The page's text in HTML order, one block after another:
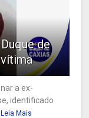
de
a ex-
identificado
Leia Mais